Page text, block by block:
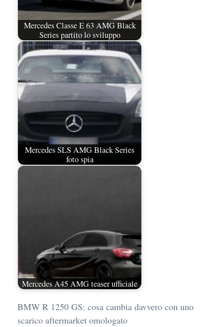
Mercedes Classe E 63 AMG Black
Series partito lo sviluppo
Mercedes SLS AMG Black Series
foto spia
Mercedes A45 AMG teaser ufficiale
BMW R 1250 GS: cosa cambia davvero con uno
scarico aftermarket omologato